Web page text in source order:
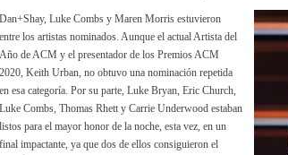
Dan+Shay, Luke Combs y Maren Morris estuvieron
entre los artistas nominados. Aunque el actual Artista del
Año de ACM y el presentador de los Premios ACM
2020, Keith Urban, no obtuvo una nominación repetida
en esa categoría. Por su parte, Luke Bryan, Eric Church,
Luke Combs, Thomas Rhett y Carrie Underwood estaban
listos para el mayor honor de la noche, esta vez, en un
final impactante, ya que dos de ellos consiguieron el